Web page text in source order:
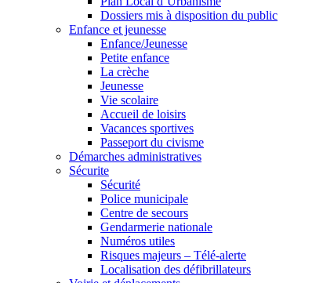
Dossiers mis à disposition du public
Enfance et jeunesse
Enfance/Jeunesse
Petite enfance
La crèche
Jeunesse
Vie scolaire
Accueil de loisirs
Vacances sportives
Passeport du civisme
Démarches administratives
Sécurite
Sécurité
Police municipale
Centre de secours
Gendarmerie nationale
Numéros utiles
Risques majeurs – Télé-alerte
Localisation des défibrillateurs